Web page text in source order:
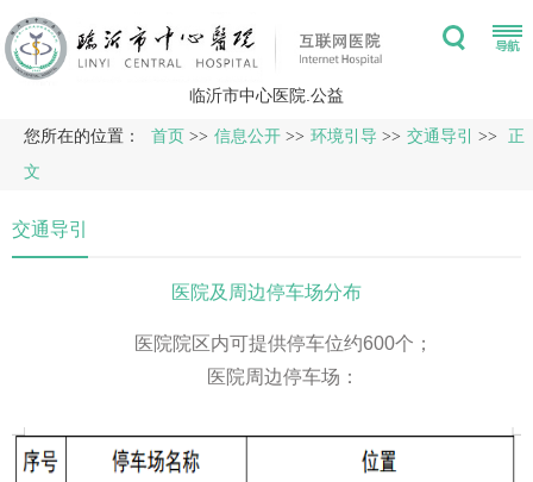
临沂市中心医院.公益
您所在的位置： 首页 >> 信息公开 >> 环境引导 >> 交通导引 >>
正
文
交通导引
医院及周边停车场分布
医院院区内可提供停车位约600个；
医院周边停车场：